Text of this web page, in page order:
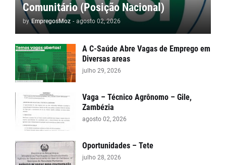
Comunitário (Posição Nacional)
by EmpregosMoz - agosto 02, 2026
A C-Saúde Abre Vagas de Emprego em
Diversas areas
julho 29, 2026
Vaga – Técnico Agrônomo – Gile,
Zambézia
agosto 02, 2026
Oportunidades – Tete
julho 28, 2026